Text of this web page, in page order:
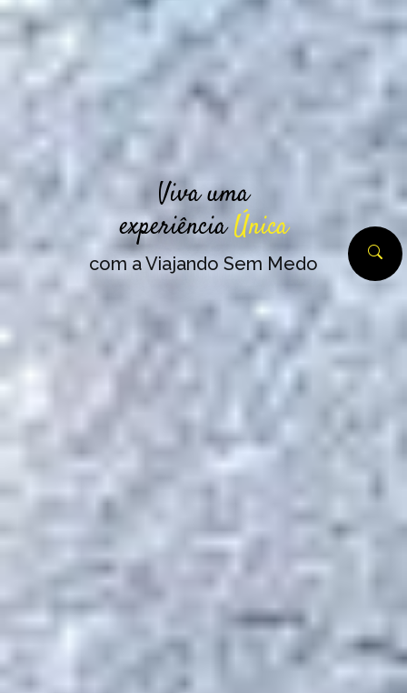
Viva uma
experiênciaÚnica
com a Viajando Sem Medo